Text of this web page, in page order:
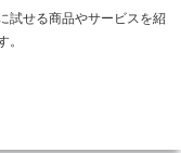
試せる商品やサービスを紹
。